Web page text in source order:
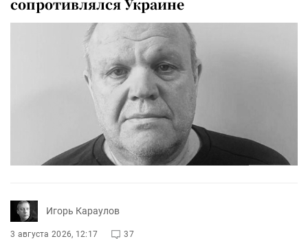
сопротивлялся Украине
Игорь Караулов
3 августа 2026, 12:17 37